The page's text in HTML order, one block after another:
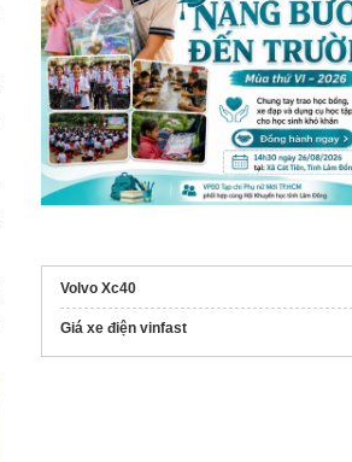
Volvo Xc40
Giá xe điện vinfast